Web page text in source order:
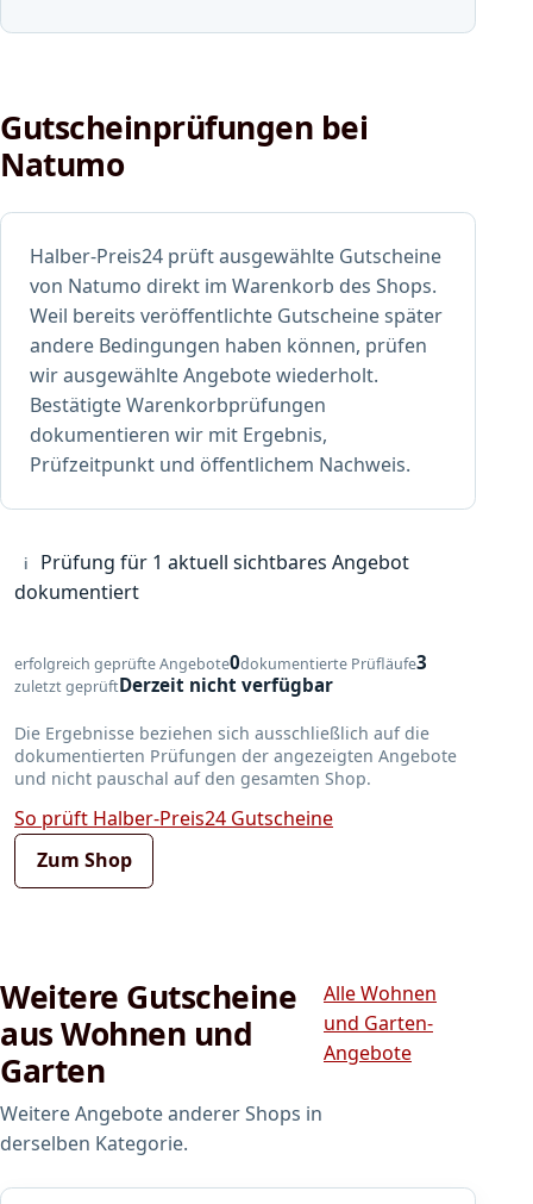
Gutscheinprüfungen bei
Natumo
Halber-Preis24 prüft ausgewählte Gutscheine
von Natumo direkt im Warenkorb des Shops.
Weil bereits veröffentlichte Gutscheine später
andere Bedingungen haben können, prüfen
wir ausgewählte Angebote wiederholt.
Bestätigte Warenkorbprüfungen
dokumentieren wir mit Ergebnis,
Prüfzeitpunkt und öffentlichem Nachweis.
i
Prüfung für 1 aktuell sichtbares Angebot
dokumentiert
erfolgreich geprüfte Angebote0dokumentierte Prüfläufe3
zuletzt geprüftDerzeit nicht verfügbar
Die Ergebnisse beziehen sich ausschließlich auf die
dokumentierten Prüfungen der angezeigten Angebote
und nicht pauschal auf den gesamten Shop.
So prüft Halber-Preis24 Gutscheine
Zum Shop
Weitere Gutscheine
aus Wohnen und
Garten
Weitere Angebote anderer Shops in
derselben Kategorie.
Alle Wohnen
und Garten-
Angebote